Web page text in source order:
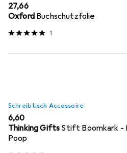
EUR
27,66
Oxford Buchschutzfolie
1
Schreibtisch Accessoire
EUR
6,60
Thinking Gifts Stift Boomkark -
Poop